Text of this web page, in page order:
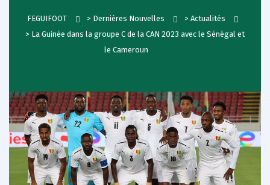
FEGUIFOOT > Dernières Nouvelles > Actualités
> La Guinée dans la groupe C de la CAN 2023 avec le Sénégal et
le Cameroun